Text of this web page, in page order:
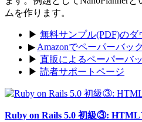
ムを作ります。
▶ 無料サンプル(PDF)のダ
▶ Amazonでペーパーバッ
▶ 直販によるペーパーバ
▶ 読者サポートページ
Ruby on Rails 5.0 初級③: HTML